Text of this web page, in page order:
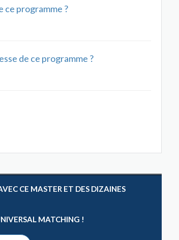
ce programme ?
de ce programme ?
CE MASTER ET DES DIZAINES
MATCHING !